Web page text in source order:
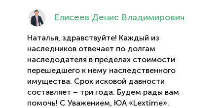
Елисеев Денис Владимирович
Наталья, здравствуйте! Каждый из
наследников отвечает по долгам
наследодателя в пределах стоимости
перешедшего к нему наследственного
имущества. Срок исковой давности
составляет – три года. Будем рады вам
помочь! С Уважением, ЮА «Lextime».